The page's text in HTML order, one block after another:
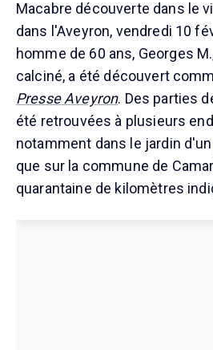
Macabre découverte dans le
dans l'Aveyron, vendredi 10
homme de 60 ans, Georges
calciné, a été découvert
Presse Aveyron. Des parties
été retrouvées à plusieurs
notamment dans le jardin
que sur la commune de
quarantaine de kilomètres